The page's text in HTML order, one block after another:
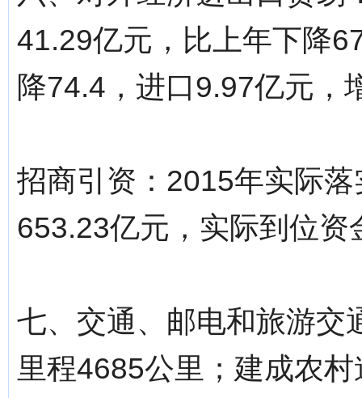
41.29亿元，比上年下降
降74.4，进口9.97亿元，
招商引资：2015年实际
653.23亿元，实际到位
七、交通、邮电和旅游交
里程4685公里；建成农